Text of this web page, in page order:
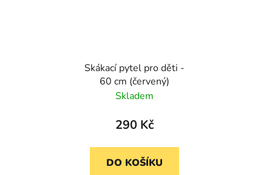
Skákací pytel pro děti -
60 cm (červený)
Skladem
290 Kč
DO KOŠÍKU